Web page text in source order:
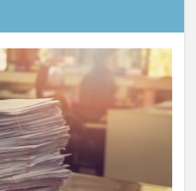
ート
もん
ナノファイバー
ニコカレ
パーカー
パラマウントベッド
パンツ
ハンドクリーム
スマインド